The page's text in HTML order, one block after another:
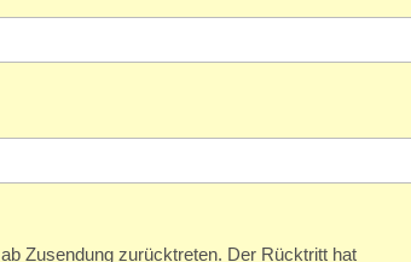
Zusendung zurücktreten. Der Rücktritt hat